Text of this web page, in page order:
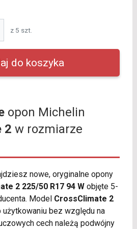
z 5 szt.
opon Michelin
2 w rozmiarze
nowe, oryginalne opony
2 225/50 R17 94 Wobjęte 5-
Model CrossClimate 2
bez względu na
cech należą podwójny